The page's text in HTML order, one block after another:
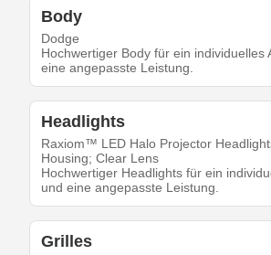
Body
Dodge
Hochwertiger Body für ein individuelles
eine angepasste Leistung.
Headlights
Raxiom™ LED Halo Projector
Housing; Clear Lens
Hochwertiger Headlights für ein
und eine angepasste Leistung.
Grilles